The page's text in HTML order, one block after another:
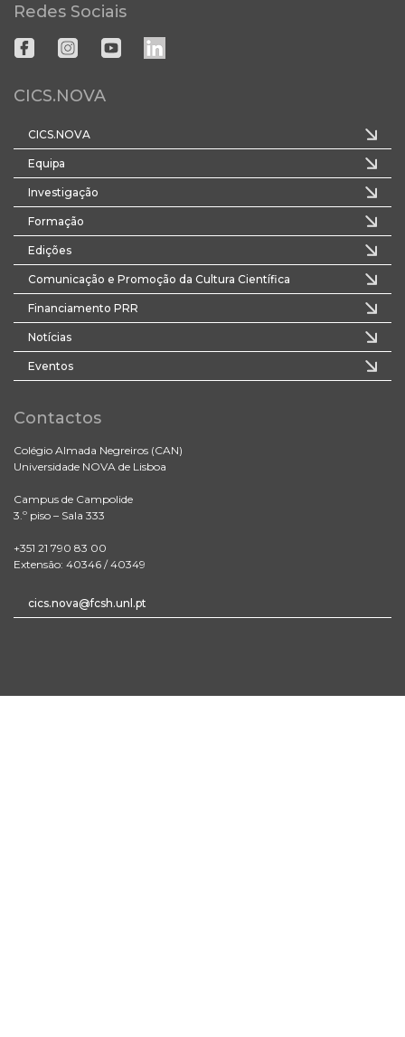
Redes Sociais
CICS.NOVA
CICS.NOVA
Equipa
Investigação
Formação
Edições
Comunicação e Promoção da Cultura Científica
Financiamento PRR
Notícias
Eventos
Contactos
Colégio Almada Negreiros (CAN)
Universidade NOVA de Lisboa
Campus de Campolide
3.º piso – Sala 333
+351 21 790 83 00
Extensão: 40346 / 40349
cics.nova@fcsh.unl.pt